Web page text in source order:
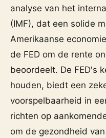
analyse van het
(IMF), dat een solide
Amerikaanse
de FED om de rente
beoordeelt. De FED's
houden, biedt een
voorspelbaarheid in
richten op
om de gezondheid